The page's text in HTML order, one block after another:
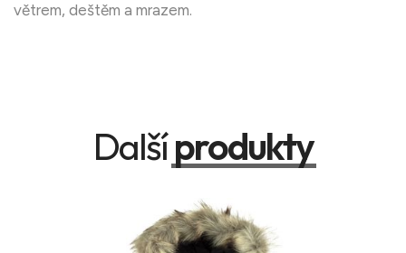
větrem, deštěm a mrazem.
Dalšíprodukty